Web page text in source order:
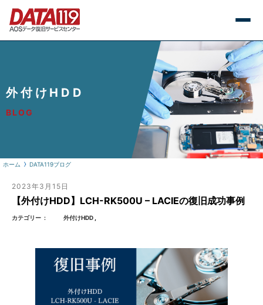
外付けHDD
BLOG
ホーム DATA119ブログ
2023年3月15日
【外付けHDD】LCH-RK500U – LACIEの復旧成功事例
カテゴリー 外付けHDD